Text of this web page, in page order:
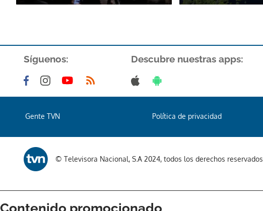
Síguenos: Descubre nuestras apps:
Gente TVN Política de privacidad
© Televisora Nacional, S.A 2024, todos los derechos reservados